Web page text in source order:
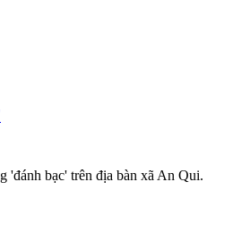
bạc' trên địa bàn xã An Qui.